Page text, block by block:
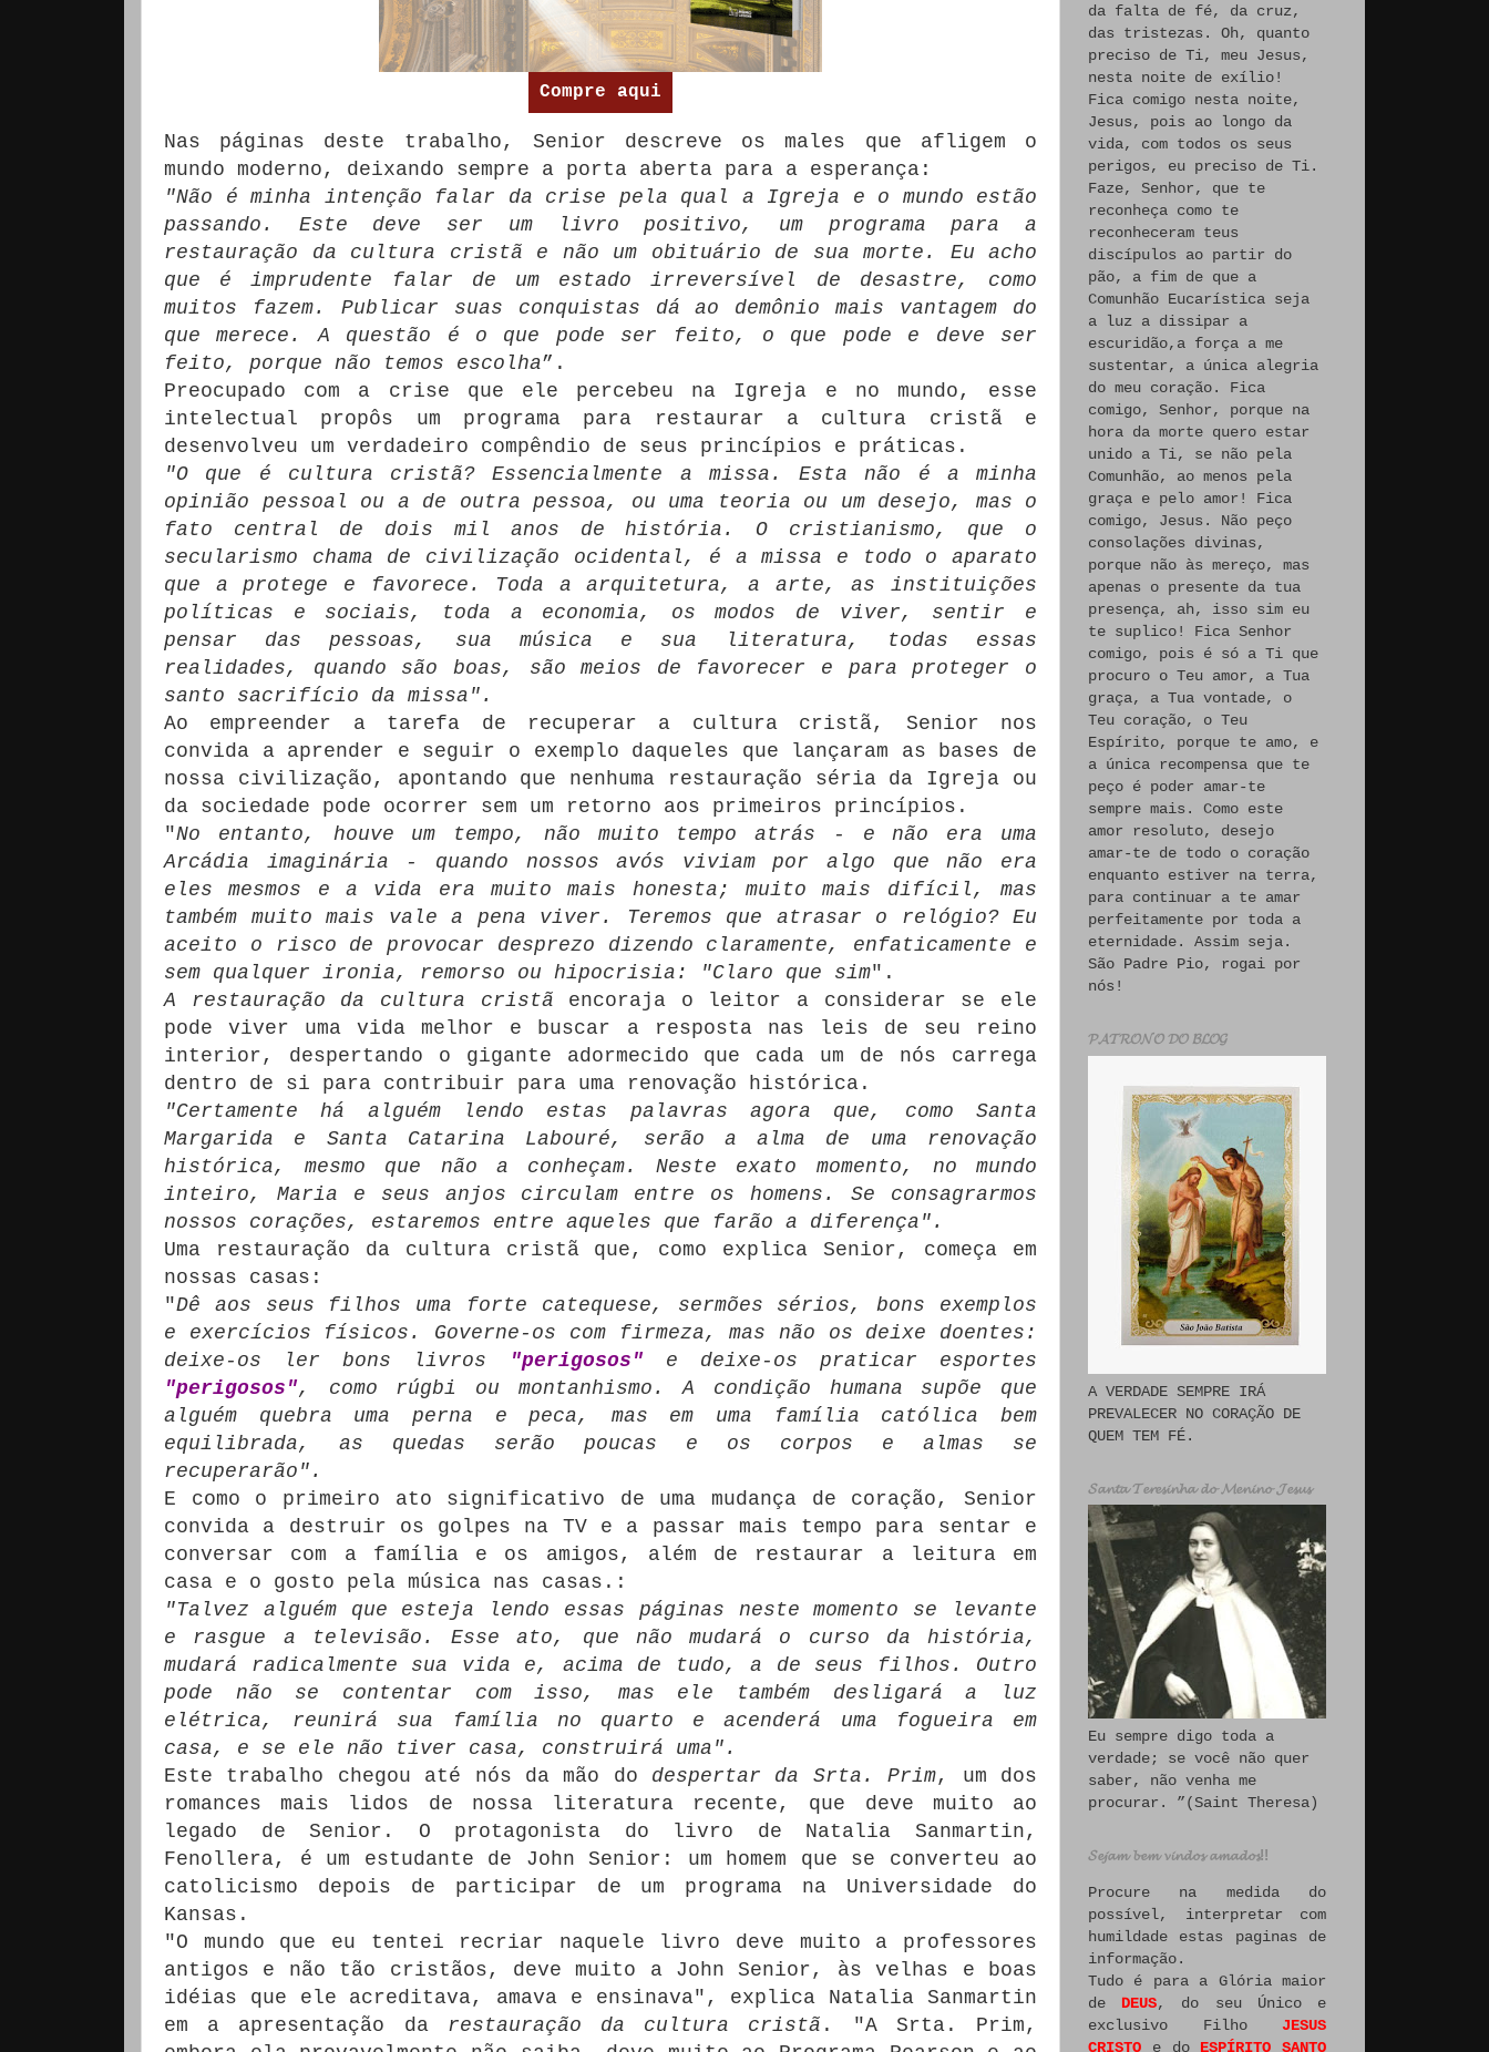
Compre aqui
Nas páginas deste trabalho, Senior descreve os males que afligem o
mundo moderno, deixando sempre a porta aberta para a esperança:
"Não é minha intenção falar da crise pela qual a Igreja e o mundo estão
passando.
Este deve ser um livro positivo, um programa para a
restauração da cultura cristã e não um obituário de sua morte.
Eu acho
que é imprudente falar de um estado irreversível de desastre, como
muitos fazem.
Publicar suas conquistas dá ao demônio mais vantagem do
que merece.
A questão é o que pode ser feito, o que pode e deve ser
feito, porque não temos escolha”.
Preocupado com a crise que ele percebeu na Igreja e no mundo, esse
intelectual propôs um programa para restaurar a cultura cristã e
desenvolveu um verdadeiro compêndio de seus princípios e práticas.
"O que é cultura cristã?
Essencialmente a missa.
Esta não é a minha
opinião pessoal ou a de outra pessoa, ou uma teoria ou um desejo, mas o
fato central de dois mil anos de história.
O cristianismo, que o
secularismo chama de civilização ocidental, é a missa e todo o aparato
que a protege e favorece.
Toda a arquitetura, a arte, as instituições
políticas e sociais, toda a economia, os modos de viver, sentir e
pensar das pessoas, sua música e sua literatura, todas essas
realidades, quando são boas, são meios de favorecer e para proteger o
santo sacrifício da missa".
Ao empreender a tarefa de recuperar a cultura cristã, Senior nos
convida a aprender e seguir o exemplo daqueles que lançaram as bases de
nossa civilização, apontando que nenhuma restauração séria da Igreja ou
da sociedade pode ocorrer sem um retorno aos primeiros princípios.
"No entanto, houve um tempo, não muito tempo atrás - e não era uma
Arcádia imaginária - quando nossos avós viviam por algo que não era
eles mesmos e a vida era muito mais honesta;
muito mais difícil, mas
também muito mais vale a pena viver.
Teremos que atrasar o relógio?
Eu
aceito o risco de provocar desprezo dizendo claramente, enfaticamente e
sem qualquer ironia, remorso ou hipocrisia: "Claro que sim".
A restauração da cultura cristã encoraja o leitor a considerar se ele
pode viver uma vida melhor e buscar a resposta nas leis de seu reino
interior, despertando o gigante adormecido que cada um de nós carrega
dentro de si para contribuir para uma renovação histórica.
"Certamente há alguém lendo estas palavras agora que, como Santa
Margarida e Santa Catarina Labouré, serão a alma de uma renovação
histórica, mesmo que não a conheçam.
Neste exato momento, no mundo
inteiro, Maria e seus anjos circulam entre os homens.
Se consagrarmos
nossos corações, estaremos entre aqueles que farão a diferença".
Uma restauração da cultura cristã que, como explica Senior, começa em
nossas casas:
"Dê aos seus filhos uma forte catequese, sermões sérios, bons exemplos
e exercícios físicos.
Governe-os com firmeza, mas não os deixe doentes:
deixe-os ler bons livros
"perigosos"e deixe-os praticar esportes
"perigosos", como rúgbi ou montanhismo.
A condição humana supõe que
alguém quebra uma perna e peca, mas em uma família católica bem
equilibrada, as quedas serão poucas e os corpos e almas se
recuperarão".
E como o primeiro ato significativo de uma mudança de coração, Senior
convida a destruir os golpes na TV e a passar mais tempo para sentar e
conversar com a família e os amigos, além de restaurar a leitura em
casa e o gosto pela música nas casas.:
"Talvez alguém que esteja lendo essas páginas neste momento se levante
e rasgue a televisão.
Esse ato, que não mudará o curso da história,
mudará radicalmente sua vida e, acima de tudo, a de seus filhos.
Outro
pode não se contentar com isso, mas ele também desligará a luz
elétrica, reunirá sua família no quarto e acenderá uma fogueira em
casa, e se ele não tiver casa, construirá uma".
Este trabalho chegou até nós da mão do despertar da Srta. Prim, um dos
romances mais lidos de nossa literatura recente, que deve muito ao
legado de Senior.
O protagonista do livro de Natalia Sanmartin,
Fenollera, é um estudante de John Senior: um homem que se converteu ao
catolicismo depois de participar de um programa na Universidade do
Kansas.
"O mundo que eu tentei recriar naquele livro deve muito a professores
antigos e não tão cristãos, deve muito a John Senior, às velhas e boas
idéias que ele acreditava, amava e ensinava", explica Natalia Sanmartin
em a apresentação da restauração da cultura cristã .
"A Srta. Prim,
da falta de fé, da cruz,
das tristezas. Oh, quanto
preciso de Ti, meu Jesus,
nesta noite de exílio!
Fica comigo nesta noite,
Jesus, pois ao longo da
vida, com todos os seus
perigos, eu preciso de Ti.
Faze, Senhor, que te
reconheça como te
reconheceram teus
discípulos ao partir do
pão, a fim de que a
Comunhão Eucarística seja
a luz a dissipar a
escuridão,a força a me
sustentar, a única alegria
do meu coração. Fica
comigo, Senhor, porque na
hora da morte quero estar
unido a Ti, se não pela
Comunhão, ao menos pela
graça e pelo amor! Fica
comigo, Jesus. Não peço
consolações divinas,
porque não às mereço, mas
apenas o presente da tua
presença, ah, isso sim eu
te suplico! Fica Senhor
comigo, pois é só a Ti que
procuro o Teu amor, a Tua
graça, a Tua vontade, o
Teu coração, o Teu
Espírito, porque te amo, e
a única recompensa que te
peço é poder amar-te
sempre mais. Como este
amor resoluto, desejo
amar-te de todo o coração
enquanto estiver na terra,
para continuar a te amar
perfeitamente por toda a
eternidade. Assim seja.
São Padre Pio, rogai por
nós!
𝓟𝓐𝓣𝓡𝓞𝓝𝓞 𝓓𝓞 𝓑𝓛𝓞𝓖
A VERDADE SEMPRE IRÁ
PREVALECER NO CORAÇÃO DE
QUEM TEM FÉ.
𝓢𝓪𝓷𝓽𝓪 𝓣𝓮𝓻𝓮𝓼𝓲𝓷𝓱𝓪 𝓭𝓸 𝓜𝓮𝓷𝓲𝓷𝓸 𝓙𝓮𝓼𝓾𝓼
Eu sempre digo toda a
verdade; se você não quer
saber, não venha me
procurar. ”(Saint Theresa)
𝓢𝓮𝓳𝓪𝓶 𝓫𝓮𝓶 𝓿𝓲𝓷𝓭𝓸𝓼 𝓪𝓶𝓪𝓭𝓸𝓼!!
Procure na medida do
possível, interpretar com
humildade estas paginas de
informação.
Tudo é para a Glória maior
de DEUS, do seu Único e
exclusivo Filho JESUS
CRISTO e do ESPÍRITO SANTO